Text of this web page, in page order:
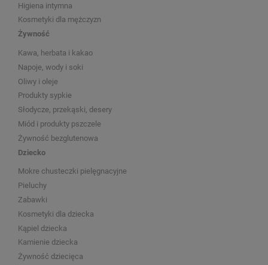
Higiena intymna
Kosmetyki dla mężczyzn
Żywność
Kawa, herbata i kakao
Napoje, wody i soki
Oliwy i oleje
Produkty sypkie
Słodycze, przekąski, desery
Miód i produkty pszczele
Żywność bezglutenowa
Dziecko
Mokre chusteczki pielęgnacyjne
Pieluchy
Zabawki
Kosmetyki dla dziecka
Kąpiel dziecka
Kamienie dziecka
Żywność dziecięca